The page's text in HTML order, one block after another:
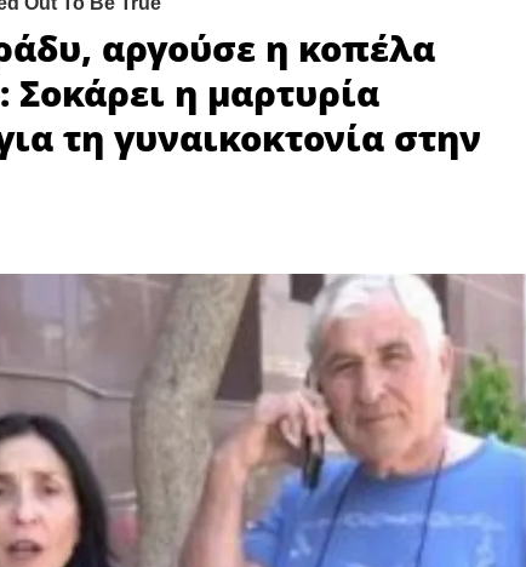
αργούσε η κοπέλα
Σοκάρει η μαρτυρία
τη γυναικοκτονία στην